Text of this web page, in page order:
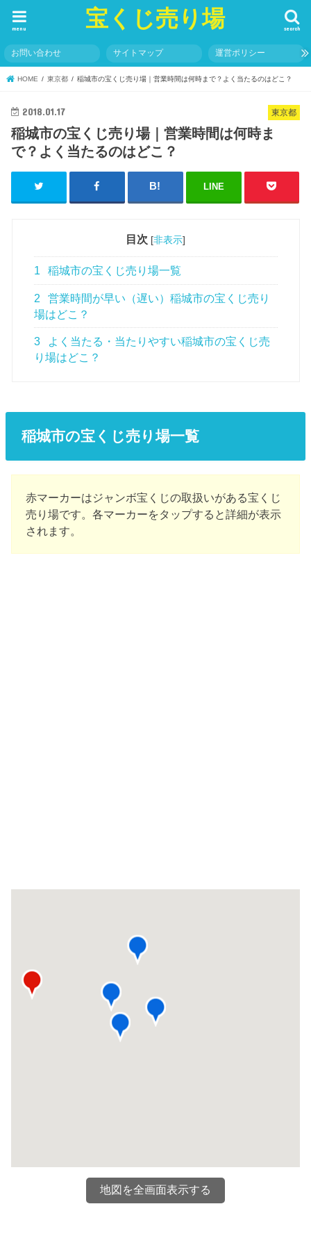
宝くじ売り場 search
menu
お問い合わせ サイトマップ 運営ポリシー
HOME 東京都 稲城市の宝くじ売り場｜営業時間は何時まで？よく当たるのはどこ？
東京都
2018.01.17
稲城市の宝くじ売り場｜営業時間は何時ま
で？よく当たるのはどこ？
LINE
目次 [非表示]
1 稲城市の宝くじ売り場一覧
2
営業時間が早い（遅い）稲城市の宝くじ売り
場はどこ？
3
よく当たる・当たりやすい稲城市の宝くじ売
り場はどこ？
稲城市の宝くじ売り場一覧
赤マーカーはジャンボ宝くじの取扱いがある宝くじ
売り場です。各マーカーをタップすると詳細が表示
されます。